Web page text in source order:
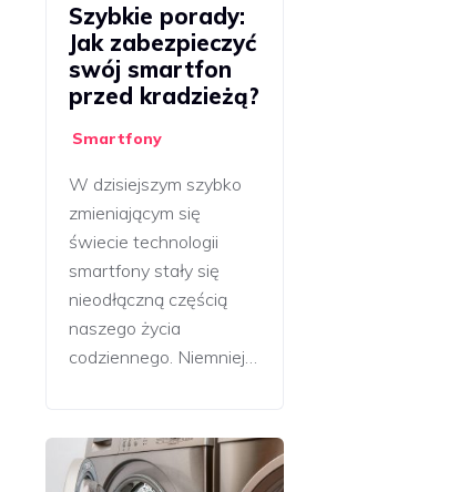
Szybkie porady:
Jak zabezpieczyć
swój smartfon
przed kradzieżą?
Smartfony
W dzisiejszym szybko
zmieniającym się
świecie technologii
smartfony stały się
nieodłączną częścią
naszego życia
codziennego. Niemniej…